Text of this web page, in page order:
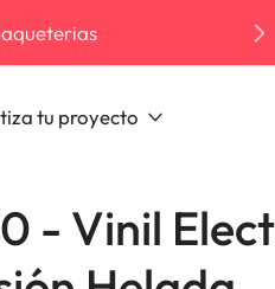
tu proyecto
- Vinil